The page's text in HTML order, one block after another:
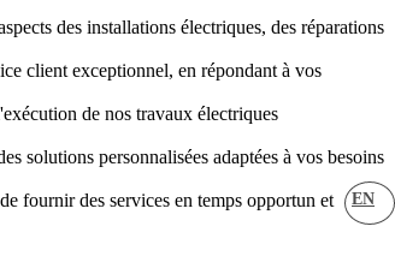
EN
des installations électriques, des réparations
client exceptionnel, en répondant à vos
de nos travaux électriques
solutions personnalisées adaptées à vos besoins
fournir des services en temps opportun et